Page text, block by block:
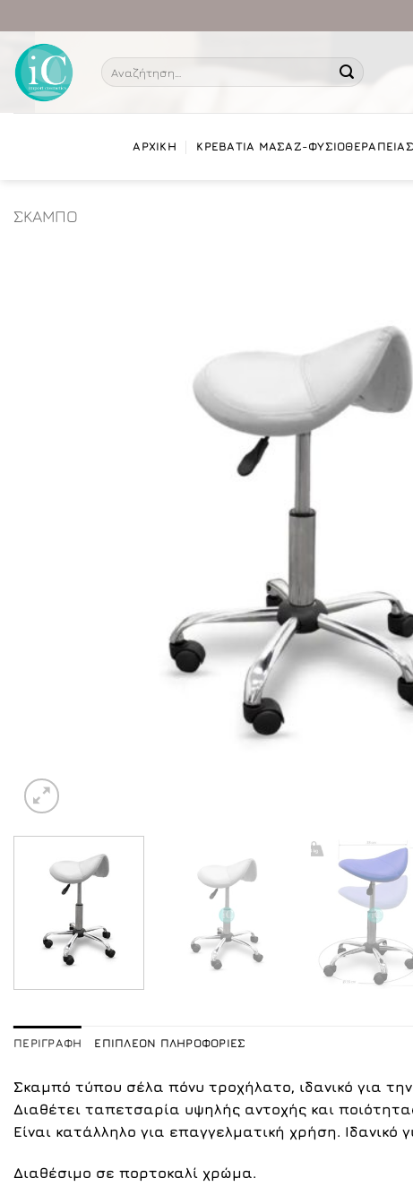
στο
περιεχόμενο
Αναζήτηση
για:
ΑΡΧΙΚΗ ΚΡΕΒΑΤΙΑ ΜΑΣΑΖ-ΦΥΣΙΟΘΕΡΑΠΕΙΑΣ
ΣΚΑΜΠO
ΠΕΡΙΓΡΑΦΉ ΕΠΙΠΛΈΟΝ ΠΛΗΡΟΦΟΡΊΕΣ
Σκαμπό τύπου σέλα πόνυ τροχήλατο, ιδανικό για
Διαθέτει ταπετσαρία υψηλής αντοχής και
Είναι κατάλληλο για επαγγελματική χρήση.
Διαθέσιμο σε πορτοκαλί χρώμα.